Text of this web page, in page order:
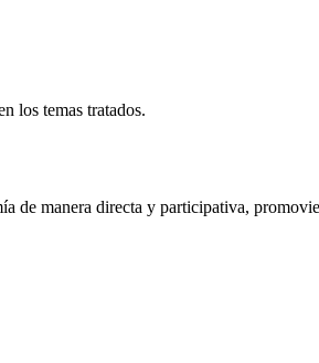
los temas tratados.
de manera directa y participativa,